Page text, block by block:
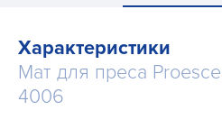
Характеристики
Мат для преса
4006